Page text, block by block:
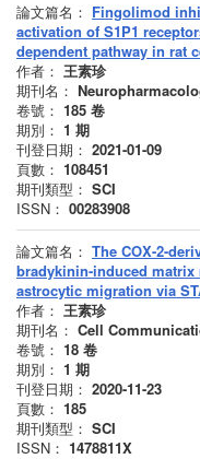
論文篇名： Fingolimod
activation of S1P1
dependent pathway in rat
作者： 王素珍
期刊名：
卷號： 185 卷
期別： 1 期
刊登日期： 2021-01-09
頁數： 108451
期刊類型： SCI
ISSN： 00283908
論文篇名： The COX-2-
bradykinin-induced matrix
astrocytic migration via
作者： 王素珍
期刊名： Cell
卷號： 18 卷
期別： 1 期
刊登日期： 2020-11-23
頁數： 185
期刊類型： SCI
ISSN： 1478811X